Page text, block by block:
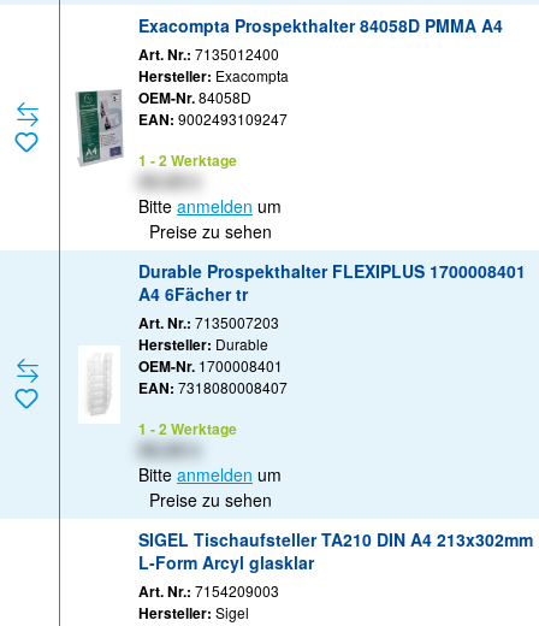
Exacompta Prospekthalter 84058D PMMA A4
Art. Nr.: 7135012400
Hersteller: Exacompta
OEM-Nr.84058D
EAN: 9002493109247
1 - 2 Werktage
Bitte anmelden um
Preise zu sehen
Durable Prospekthalter FLEXIPLUS 1700008401
A4 6Fächer tr
Art. Nr.: 7135007203
Hersteller: Durable
OEM-Nr. 1700008401
EAN: 7318080008407
1 - 2 Werktage
Bitte anmelden um
Preise zu sehen
SIGEL Tischaufsteller TA210 DIN A4 213x302mm
L-Form Arcyl glasklar
Art. Nr.: 7154209003
Hersteller: Sigel